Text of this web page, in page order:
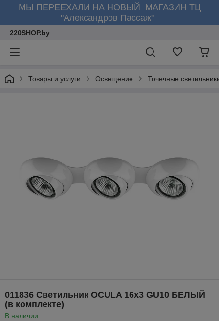
МЫ ПЕРЕЕХАЛИ НА НОВЫЙ МАГАЗИН ТЦ
"Александров Пассаж"
220SHOP.by
Товары и услуги Освещение Точечные
011836 Светильник OCULA 16х3 GU10 БЕЛЫЙ
(в комплекте)
В наличии